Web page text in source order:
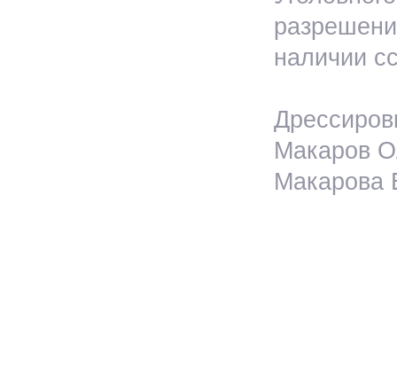
наличии
Макаров
Макарова